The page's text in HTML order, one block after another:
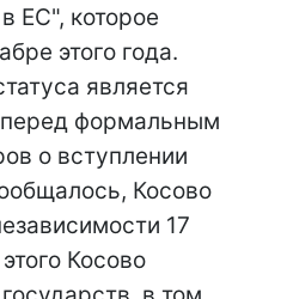
ЕС", которое
этого года.
является
формальным
о вступлении
Косово
17
Косово